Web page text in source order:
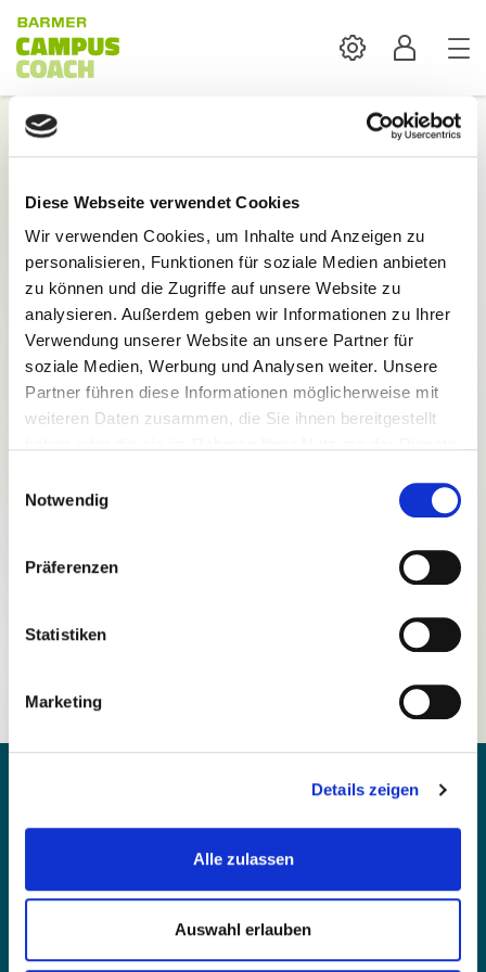
Diese Webseite verwendet Cookies
Wir verwenden Cookies, um Inhalte und Anzeigen zu
personalisieren, Funktionen für soziale Medien anbieten
zu können und die Zugriffe auf unsere Website zu
analysieren. Außerdem geben wir Informationen zu Ihrer
Verwendung unserer Website an unsere Partner für
soziale Medien, Werbung und Analysen weiter. Unsere
Partner führen diese Informationen möglicherweise mit
weiteren Daten zusammen, die Sie ihnen bereitgestellt
Notwendig
Präferenzen
Statistiken
Marketing
Details zeigen
Alle zulassen
Auswahl erlauben
SettingsProfil
Login
Funktionen des BARMER Campus Coach verfügbar.
E-Mail:
Passwort:
Kontakt
Einfache Sprache